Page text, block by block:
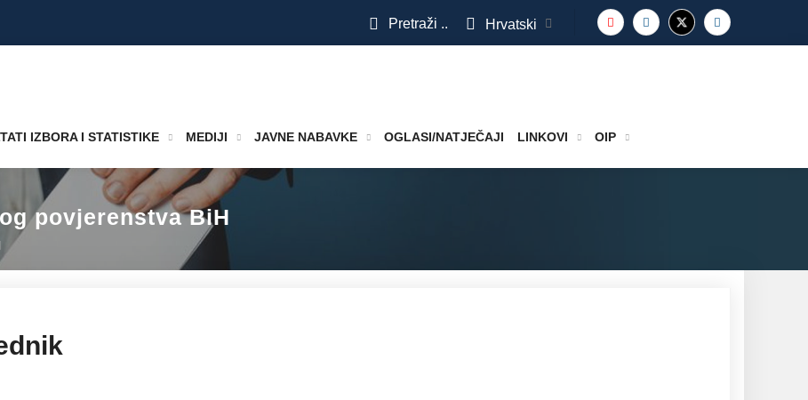
Pretraži .. Hrvatski
IZBORA I STATISTIKE MEDIJI JAVNE NABAVKE OGLASI/NATJEČAJI LINKOVI OIP
povjerenstva BiH
27.11.2019